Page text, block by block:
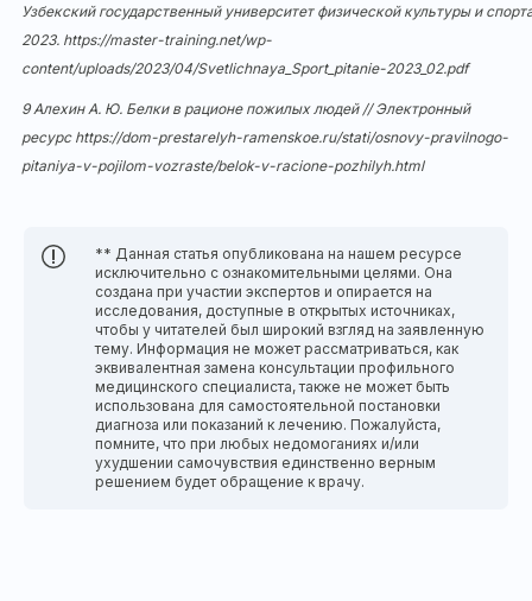
Узбекский государственный университет физической культуры и
2023. https://master-training.net/wp-
content/uploads/2023/04/Svetlichnaya_Sport_pitanie-2023_02.pdf
9 Алехин А. Ю. Белки в рационе пожилых людей // Электронный
ресурсhttps://dom-prestarelyh-ramenskoe.ru/stati/osnovy-pravilnogo-
pitaniya-v-pojilom-vozraste/belok-v-racione-pozhilyh.html
** Данная статья опубликована на нашем ресурсе
исключительно с ознакомительными целями. Она
создана при участии экспертов и опирается на
исследования, доступные в открытых источниках,
чтобы у читателей был широкий взгляд на заявленную
тему. Информация не может рассматриваться, как
эквивалентная замена консультации профильного
медицинского специалиста, также не может быть
использована для самостоятельной постановки
диагноза или показаний к лечению. Пожалуйста,
помните, что при любых недомоганиях и/или
ухудшении самочувствия единственно верным
решением будет обращение к врачу.